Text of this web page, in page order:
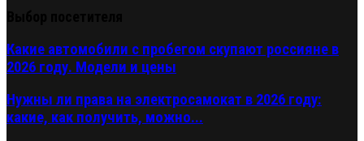
Какие автомобили с пробегом скупают россияне в
2026 году. Модели и цены
Нужны ли права на электросамокат в 2026 году:
какие, как получить, можно...